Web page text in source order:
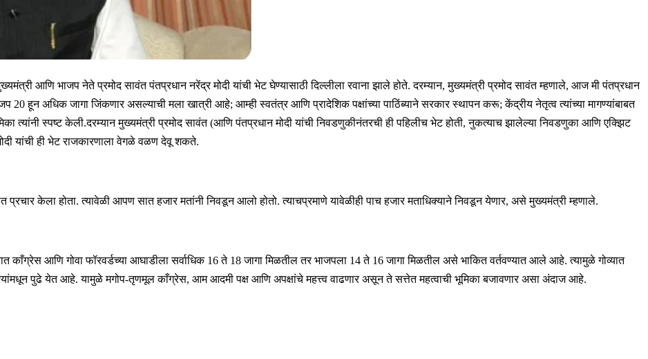
मुख्यमंत्री आणि भाजप नेते प्रमोद सावंत पंतप्रधान नरेंद्र मोदी यांची भेट घेण्यासाठी दिल्लीला रवाना झाले होते. दरम्यान, मुख्यमंत्री प्रमोद सावंत म्हणाले, आज मी पंतप्रधान
20 हून अधिक जागा जिंकणार असल्याची मला खात्री आहे; आम्ही स्वतंत्र आणि प्रादेशिक पक्षांच्या पाठिंब्याने सरकार स्थापन करू; केंद्रीय नेतृत्व त्यांच्या मागण्यांबाबत
त्यांनी स्पष्ट केली.दरम्यान मुख्यमंत्री प्रमोद सावंत (आणि पंतप्रधान मोदी यांची निवडणुकीनंतरची ही पहिलीच भेट होती, नुकत्याच झालेल्या निवडणुका आणि एक्झिट
यांची ही भेट राजकारणाला वेगळे वळण देवू शकते.
केला होता. त्यावेळी आपण सात हजार मतांनी निवडून आलो होतो. त्याचप्रमाणे यावेळीही पाच हजार मताधिक्याने ​निवडून येणार, असे मुख्यमंत्री म्हणाले.
काँग्रेस आणि गोवा फॉरवर्डच्या आघाडीला सर्वाधिक 16 ते 18 जागा मिळतील तर भाजपला 14 ते 16 जागा मिळतील असे भाकित वर्तवण्यात आले आहे. त्यामुळे गोव्यात
पुढे येत आहे. यामुळे मगोप-तृणमूल काँग्रेस, आम आदमी पक्ष आणि अपक्षांचे महत्त्व वाढणार असून ते सत्तेत महत्वाची भूमिका बजावणार असा अंदाज आहे.